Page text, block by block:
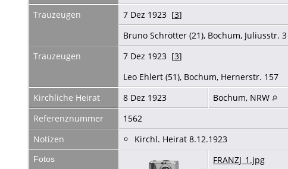
Trauzeugen
7 Dez 1923 [3]
Bruno Schrötter (21), Bochum, Juliusstr. 3
Trauzeugen
7 Dez 1923 [3]
Leo Ehlert (51), Bochum, Hernerstr. 157
Kirchliche Heirat
8 Dez 1923
Bochum, NRW
Referenznummer
1562
Notizen
Kirchl. Heirat 8.12.1923
Fotos FRANZJ_1.jpg